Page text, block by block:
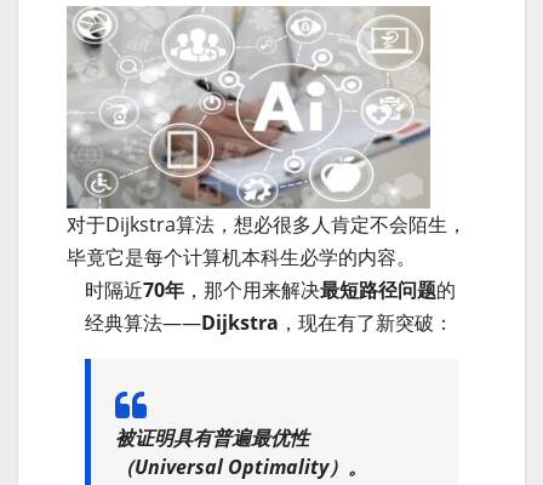
对于Dijkstra算法，想必很多人肯定不会陌生，
毕竟它是每个计算机本科生必学的内容。
时隔近70年 ，那个用来解决最短路径问题的
经典算法——Dijkstra ，现在有了新突破：
被证明具有普遍最优性
（Universal Optimality）。